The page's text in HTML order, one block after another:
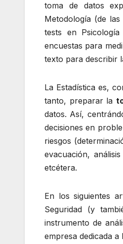
toma de datos
Metodología (de
tests en
encuestas para
texto para describir
La Estadística es,
tanto, preparar la
datos. Así,
decisiones en
riesgos
evacuación,
etcétera.
En los siguientes
Seguridad (y
instrumento de
empresa dedicada